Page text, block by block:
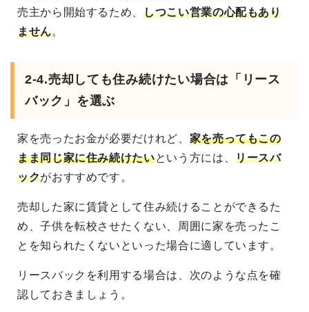
売主から開始するため、しつこい営業の心配もあり
ません。
2-4.売却しても住み続けたい場合は「リース
バック」を選ぶ
家を売ったお金が必要だけれど、 家を売ってもこの
まま同じ家に住み続けたいという方には、リースバ
ックがおすすめです。
売却した家に賃貸として住み続けることができるた
め、子供を転校させたくない、周囲に家を売ったこ
とを知られたくないといった場合に適しています。
リースバックを利用する場合は、次のような点を確
認しておきましょう。